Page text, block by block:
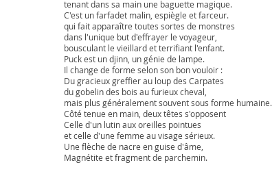
tenant dans sa main une baguette magique.
C'est un farfadet malin, espiègle et farceur.
qui fait apparaître toutes sortes de monstres
dans l'unique but d'effrayer le voyageur,
bousculant le vieillard et terrifiant l'enfant.
Puck est un djinn, un génie de lampe.
Il change de forme selon son bon vouloir :
Du gracieux greffier au loup des Carpates
du gobelin des bois au furieux cheval,
mais plus généralement souvent sous forme humaine.
Côté tenue en main, deux têtes s'opposent
Celle d'un lutin aux oreilles pointues
et celle d'une femme au visage sérieux.
Une flèche de nacre en guise d'âme,
Magnétite et fragment de parchemin.